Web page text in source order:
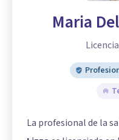
Maria
La profesional de la